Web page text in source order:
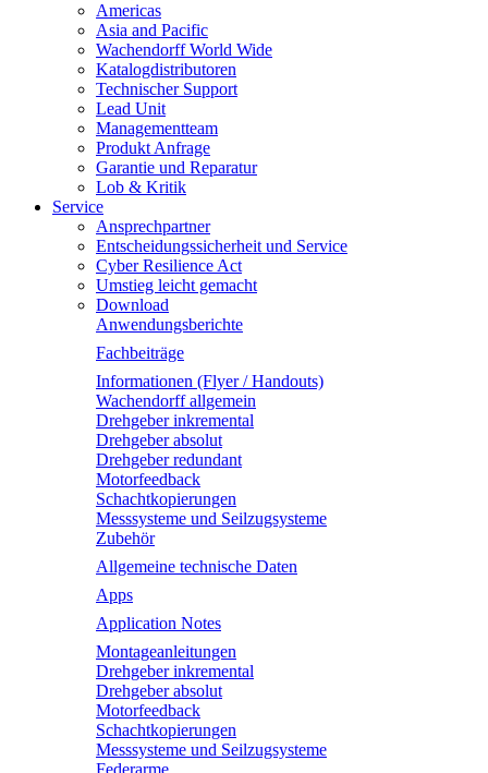
Americas
Asia and Pacific
Wachendorff World Wide
Katalogdistributoren
Technischer Support
Lead Unit
Managementteam
Produkt Anfrage
Garantie und Reparatur
Lob & Kritik
Service
Ansprechpartner
Entscheidungssicherheit und Service
Cyber Resilience Act
Umstieg leicht gemacht
Download
Anwendungsberichte
Fachbeiträge
Informationen (Flyer / Handouts)
Wachendorff allgemein
Drehgeber inkremental
Drehgeber absolut
Drehgeber redundant
Motorfeedback
Schachtkopierungen
Messsysteme und Seilzugsysteme
Zubehör
Allgemeine technische Daten
Apps
Application Notes
Montageanleitungen
Drehgeber inkremental
Drehgeber absolut
Motorfeedback
Schachtkopierungen
Messsysteme und Seilzugsysteme
Federarme